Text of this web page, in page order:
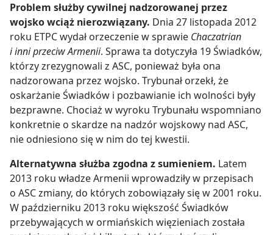
Problem służby cywilnej nadzorowanej przez
wojsko wciąż nierozwiązany. Dnia 27 listopada 2012
roku ETPC wydał orzeczenie w sprawie Chaczatrian
i inni przeciw Armenii. Sprawa ta dotyczyła 19 Świadków,
którzy zrezygnowali z ASC, ponieważ była ona
nadzorowana przez wojsko. Trybunał orzekł, że
oskarżanie Świadków i pozbawianie ich wolności były
bezprawne. Chociaż w wyroku Trybunału wspomniano
konkretnie o skardze na nadzór wojskowy nad ASC,
nie odniesiono się w nim do tej kwestii.
Alternatywna służba zgodna z sumieniem. Latem
2013 roku władze Armenii wprowadziły w przepisach
o ASC zmiany, do których zobowiązały się w 2001 roku.
W październiku 2013 roku większość Świadków
przebywających w ormiańskich więzieniach została